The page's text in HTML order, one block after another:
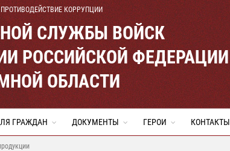
ПРОТИВОДЕЙСТВИЕ КОРРУПЦИИ
СЛУЖБЫ ВОЙСК
РОССИЙСКОЙ ФЕДЕРАЦИИ
ОБЛАСТИ
ГРАЖДАН ДОКУМЕНТЫ ГЕРОИ КОНТАКТЫ